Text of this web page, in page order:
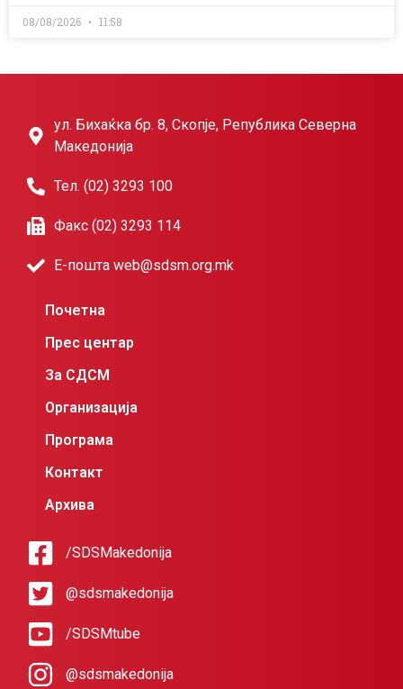
08/08/2026 11:58
ул. Бихаќка бр. 8, Скопје, Република Северна
Македонија
Тел. (02) 3293 100
Факс (02) 3293 114
Е-пошта web@sdsm.org.mk
Почетна
Прес центар
За СДСМ
Организација
Програма
Контакт
Архива
/SDSMakedonija
@sdsmakedonija
/SDSMtube
@sdsmakedonija